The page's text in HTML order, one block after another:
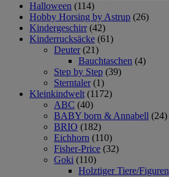
Halloween (114)
Hobby Horsing by Astrup (26)
Kindergeschirr (42)
Kinderrucksäcke (61)
Deuter (21)
Bauchtaschen (4)
Step by Step (39)
Sterntaler (1)
Kleinkindwelt (1172)
ABC (40)
BABY born & Annabell (24)
BRIO (182)
Eichhorn (110)
Fisher-Price (32)
Goki (110)
Holztiger Tiere/Figuren